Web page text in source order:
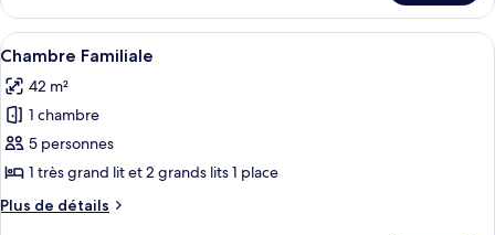
ou
avec
lits
jumeaux,
vue
mer
le
type
de
Chambre
Double
avec
lits
vue
Afficher
toutes
les
photos
pour
ce
type
de
Une chambre d’hôtel avec deux
1
Chambre Familiale
42 m²
1 chambre
5 personnes
1 très grand lit et 2 grands lits 1 place
Plus de détails
Plus